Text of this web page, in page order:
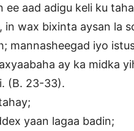
ee aad adigu keli ku
in wax bixinta aysan la
mannasheegad iyo
ay ka midka
(B. 23-33).
yaan lagaa badin;